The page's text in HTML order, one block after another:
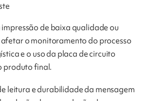
de baixa qualidade ou
o monitoramento do processo
e o uso da placa de circuito
produto final.
leitura e durabilidade da mensagem